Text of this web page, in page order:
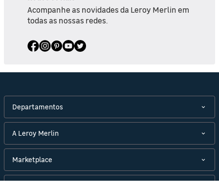
Acompanhe as novidades da Leroy Merlin em
todas as nossas redes.
Departamentos
A Leroy Merlin
Marketplace